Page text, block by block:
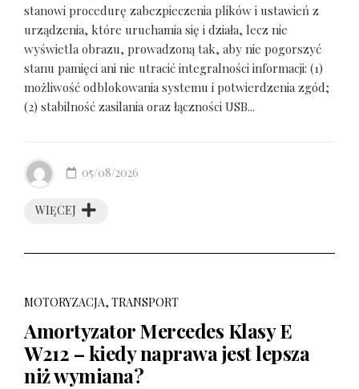
stanowi procedurę zabezpieczenia plików i ustawień z
urządzenia, które uruchamia się i działa, lecz nie
wyświetla obrazu, prowadzoną tak, aby nie pogorszyć
stanu pamięci ani nie utracić integralności informacji: (1)
możliwość odblokowania systemu i potwierdzenia zgód;
(2) stabilność zasilania oraz łączności USB...
WIĘCEJ
05/08/2026
MOTORYZACJA, TRANSPORT
Amortyzator Mercedes Klasy E
W212 – kiedy naprawa jest lepsza
niż wymiana?